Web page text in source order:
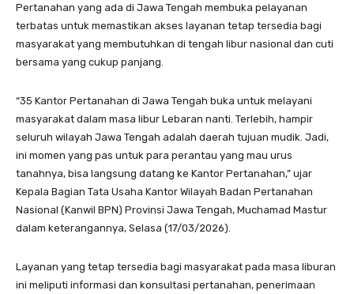
Pertanahan yang ada di Jawa Tengah membuka pelayanan
terbatas untuk memastikan akses layanan tetap tersedia bagi
masyarakat yang membutuhkan di tengah libur nasional dan cuti
bersama yang cukup panjang.
“35 Kantor Pertanahan di Jawa Tengah buka untuk melayani
masyarakat dalam masa libur Lebaran nanti. Terlebih, hampir
seluruh wilayah Jawa Tengah adalah daerah tujuan mudik. Jadi,
ini momen yang pas untuk para perantau yang mau urus
tanahnya, bisa langsung datang ke Kantor Pertanahan,” ujar
Kepala Bagian Tata Usaha Kantor Wilayah Badan Pertanahan
Nasional (Kanwil BPN) Provinsi Jawa Tengah, Muchamad Mastur
dalam keterangannya, Selasa (17/03/2026).
Layanan yang tetap tersedia bagi masyarakat pada masa liburan
ini meliputi informasi dan konsultasi pertanahan, penerimaan